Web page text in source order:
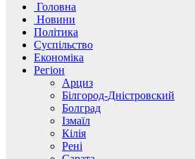
Головна
Новини
Політика
Суспільство
Економіка
Регіон
Арциз
Білгород-Дністровский
Болград
Ізмаїл
Кілія
Рені